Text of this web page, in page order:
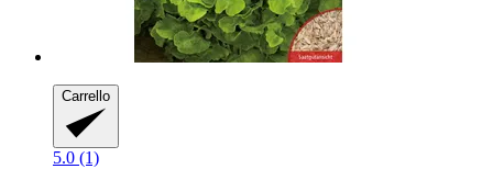
Carrello
5.0 (1)